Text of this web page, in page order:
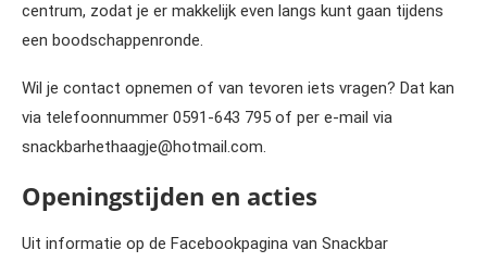
centrum, zodat je er makkelijk even langs kunt gaan tijdens
een boodschappenronde.
Wil je contact opnemen of van tevoren iets vragen? Dat kan
via telefoonnummer 0591-643 795 of per e-mail via
snackbarhethaagje@hotmail.com.
Openingstijden en acties
Uit informatie op de Facebookpagina van Snackbar